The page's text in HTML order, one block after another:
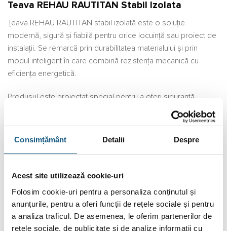
Consimțământ Detalii Despre
Acest site utilizează cookie-uri
Folosim cookie-uri pentru a personaliza conținutul și
anunțurile, pentru a oferi funcții de rețele sociale și pentru
a analiza traficul. De asemenea, le oferim partenerilor de
rețele sociale, de publicitate și de analize informații cu
Teava REHAU RAUTITAN Stabil Izolata
Țeava REHAU RAUTITAN stabil izolată este o soluție
modernă, sigură și fiabilă pentru orice locuință sau proiect de
instalații. Se remarcă prin durabilitatea materialului și prin
modul inteligent în care combină rezistența mecanică cu
eficiența energetică.
Produsul este proiectat special pentru a oferi siguranță
deplină în utilizare, fiind potrivit atât pentru instalațiile de apă
potabilă, cât și pentru cele de încălzire. Stratul de izolație
asigură protecție împotriva pierderilor de căldură și contribuie
etanșeitate perfectă, eliminând riscul scurgerilor. Fiecare
conexiune devine permanentă și sigură, datorită tehnologiei
inovatoare cu manson alunecător. În plus, materialele robuste